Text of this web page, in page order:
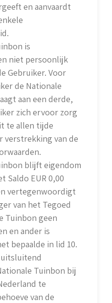
en aanvaardt
is
niet persoonlijk
Gebruiker. Voor
de Nationale
aan een derde,
zich ervoor zorg
te allen tijde
verstrekking van de
blijft eigendom
Saldo EUR 0,00
vertegenwoordigt
van het Tegoed
Tuinbon geen
en ander is
bepaalde in lid 10.
uitsluitend
Tuinbon bij
te
van de